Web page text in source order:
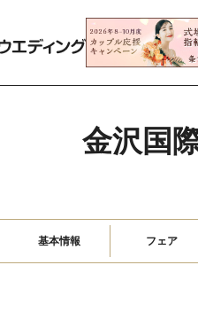
金沢国
基本情報 フェア